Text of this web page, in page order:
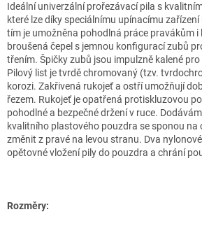
Ideální univerzální prořezávací pila s
které lze díky speciálnímu upínacímu
tím je umožněna pohodlná práce pravákům i
broušená čepel s jemnou konfigurací zubů
třením. Špičky zubů jsou impulzně kalené
Pilový list je tvrdě chromovaný (tzv.
korozi. Zakřivená rukojeť a ostří umožňují
řezem. Rukojeť je opatřená protiskluzovou
pohodlné a bezpečné držení v ruce.
kvalitního plastového pouzdra se sponou na
změnit z pravé na levou stranu. Dva
opětovné vložení pily do pouzdra a chrání
Rozměry: